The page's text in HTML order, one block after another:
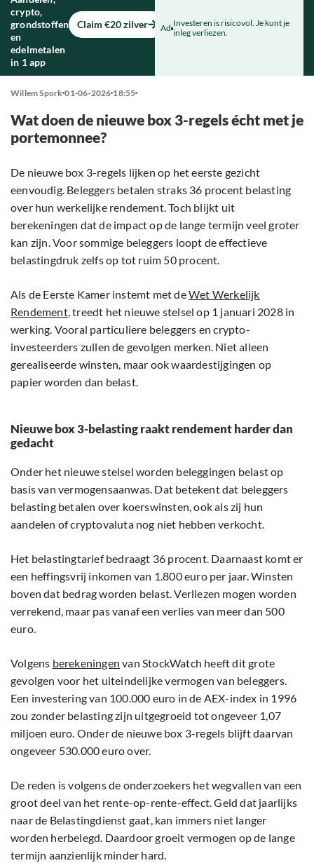
crypto,
grondstoffen
en
edelmetalen
in 1 app
Claim €20 zilver Ad Investeren is risicovol. Je kunt je
inleg verliezen.
Willem Spork 01-06-2026 18:55
Wat doen de nieuwe box 3-regels écht met je
portemonnee?
De nieuwe box 3-regels lijken op het eerste gezicht
eenvoudig. Beleggers betalen straks 36 procent belasting
over hun werkelijke rendement. Toch blijkt uit
berekeningen dat de impact op de lange termijn veel groter
kan zijn. Voor sommige beleggers loopt de effectieve
belastingdruk zelfs op tot ruim 50 procent.
Als de Eerste Kamer instemt met deWet Werkelijk
Rendement, treedt het nieuwe stelsel op 1 januari 2028 in
werking. Vooral particuliere beleggers en crypto-
investeerders zullen de gevolgen merken. Niet alleen
gerealiseerde winsten, maar ook waardestijgingen op
papier worden dan belast.
Nieuwe box 3-belasting raakt rendement harder dan
gedacht
Onder het nieuwe stelsel worden beleggingen belast op
basis van vermogensaanwas. Dat betekent dat beleggers
belasting betalen over koerswinsten, ook als zij hun
aandelen of cryptovaluta nog niet hebben verkocht.
Het belastingtarief bedraagt 36 procent. Daarnaast komt er
een heffingsvrij inkomen van 1.800 euro per jaar. Winsten
boven dat bedrag worden belast. Verliezen mogen worden
verrekend, maar pas vanaf een verlies van meer dan 500
euro.
Volgens berekeningen van StockWatch heeft dit grote
gevolgen voor het uiteindelijke vermogen van beleggers.
Een investering van 100.000 euro in de AEX-index in 1996
zou zonder belasting zijn uitgegroeid tot ongeveer 1,07
miljoen euro. Onder de nieuwe box 3-regels blijft daarvan
ongeveer 530.000 euro over.
De reden is volgens de onderzoekers het wegvallen van een
groot deel van het rente-op-rente-effect. Geld dat jaarlijks
naar de Belastingdienst gaat, kan immers niet langer
worden herbelegd. Daardoor groeit vermogen op de lange
termijn aanzienlijk minder hard.